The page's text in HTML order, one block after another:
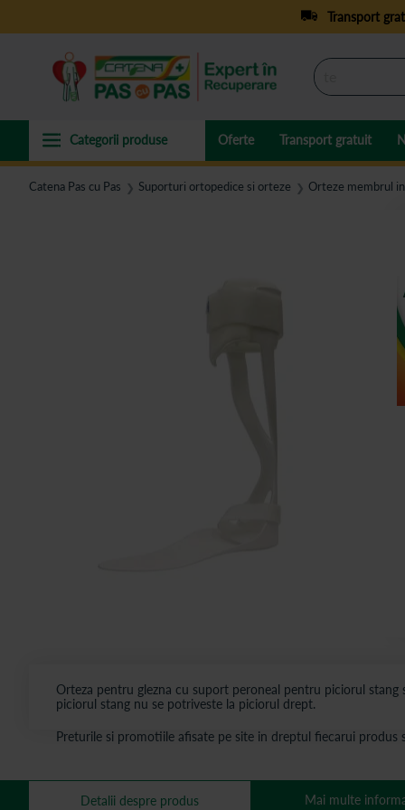
Transport
Oferte Transport gratuit
Catena Pas cu Pas ❯ Suporturi ortopedice si orteze ❯ Orteze membrul
Orteza pentru glezna cu suport peroneal pentru piciorul
piciorul stang nu se potriveste la piciorul drept.
Preturile si promotiile afisate pe site in dreptul fiecarui
Detalii despre produs Mai multe